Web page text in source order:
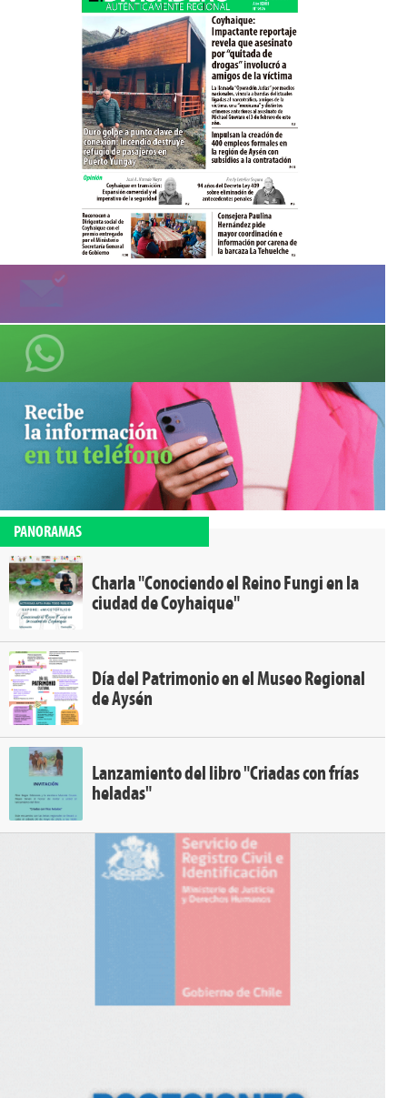
PANORAMAS
Charla "Conociendo el Reino Fungi en la
ciudad de Coyhaique"
Día del Patrimonio en el Museo Regional
de Aysén
Lanzamiento del libro "Criadas con frías
heladas"